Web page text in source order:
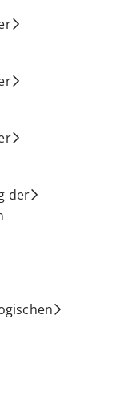
der